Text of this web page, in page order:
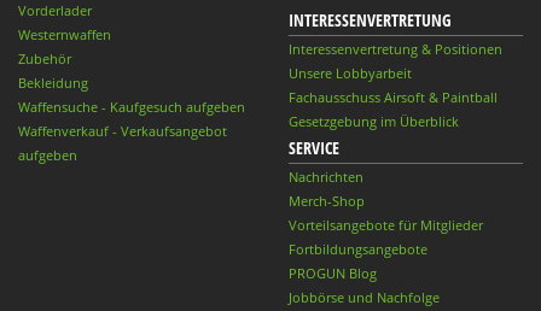
Vorderlader
Westernwaffen
Zubehör
Bekleidung
Waffensuche - Kaufgesuch aufgeben
Waffenverkauf - Verkaufsangebot
aufgeben
INTERESSENVERTRETUNG
Interessenvertretung & Positionen
Unsere Lobbyarbeit
Fachausschuss Airsoft & Paintball
Gesetzgebung im Überblick
SERVICE
Nachrichten
Merch-Shop
Vorteilsangebote für Mitglieder
Fortbildungsangebote
PROGUN Blog
Jobbörse und Nachfolge